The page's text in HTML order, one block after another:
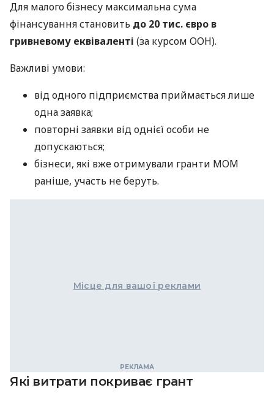
Для малого бізнесу максимальна сума
фінансування становить до 20 тис. євро в
гривневому еквіваленті (за курсом ООН).
Важливі умови:
від одного підприємства приймається лише
одна заявка;
повторні заявки від однієї особи не
допускаються;
бізнеси, які вже отримували гранти МОМ
раніше, участь не беруть.
Місце для вашої реклами
Які витрати покриває грант